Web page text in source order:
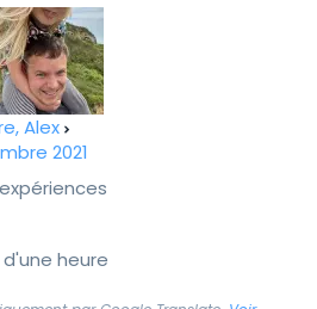
Alex
2021
heure